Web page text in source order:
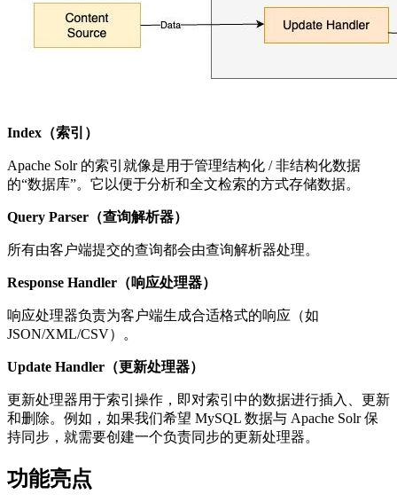
Index（索引）
Apache Solr 的索引就像是用于管理结构化 / 非结构化数据
的“数据库”。它以便于分析和全文检索的方式存储数据。
Query Parser（查询解析器）
所有由客户端提交的查询都会由查询解析器处理。
Response Handler（响应处理器）
响应处理器负责为客户端生成合适格式的响应（如
JSON/XML/CSV）。
Update Handler（更新处理器）
更新处理器用于索引操作，即对索引中的数据进行插入、更新
和删除。例如，如果我们希望 MySQL 数据与 Apache Solr 保
持同步，就需要创建一个负责同步的更新处理器。
功能亮点